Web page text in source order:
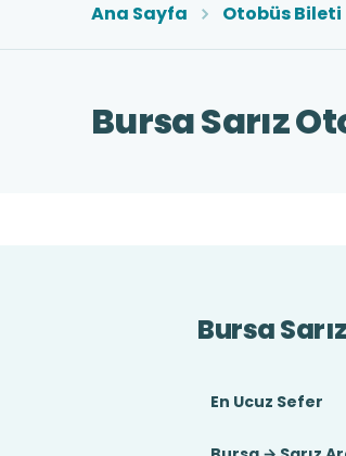
Ana Sayfa Otobüs Bileti
Bursa Sarız
Bursa
En Ucuz Sefer